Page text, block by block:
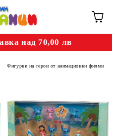
над 70,00 лв
Фигурки на герои от анимационни филми